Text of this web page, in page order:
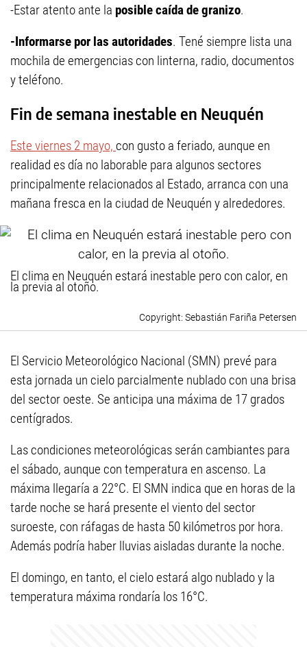
-Estar atento ante la posible caída de granizo.
-Informarse por las autoridades. Tené siempre lista una
mochila de emergencias con linterna, radio, documentos
y teléfono.
Fin de semana inestable en Neuquén
Este viernes 2 mayo, con gusto a feriado, aunque en
realidad es día no laborable para algunos sectores
principalmente relacionados al Estado, arranca con una
mañana fresca en la ciudad de Neuquén y alrededores.
El clima en Neuquén estará inestable pero con calor, en
la previa al otoño.
Sebastián Fariña Petersen
El Servicio Meteorológico Nacional (SMN) prevé para
esta jornada un cielo parcialmente nublado con una brisa
del sector oeste. Se anticipa una máxima de 17 grados
centígrados.
Las condiciones meteorológicas serán cambiantes para
el sábado, aunque con temperatura en ascenso. La
máxima llegaría a 22°C. El SMN indica que en horas de la
tarde noche se hará presente el viento del sector
suroeste, con ráfagas de hasta 50 kilómetros por hora.
Además podría haber lluvias aisladas durante la noche.
El domingo, en tanto, el cielo estará algo nublado y la
temperatura máxima rondaría los 16°C.